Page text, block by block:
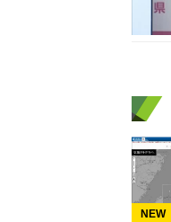
NEW